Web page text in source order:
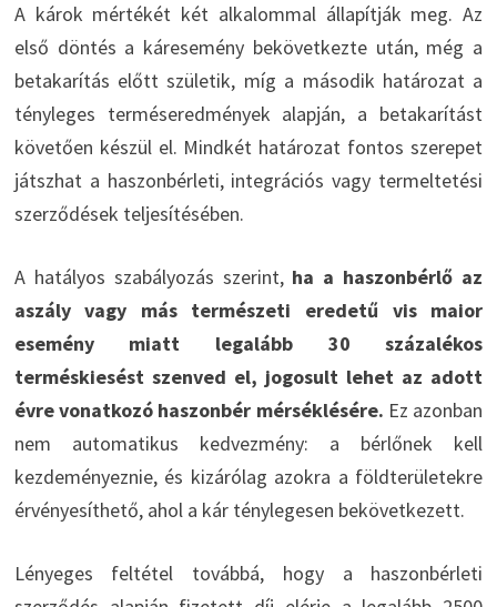
A károk mértékét két alkalommal állapítják meg. Az
első döntés a káresemény bekövetkezte után, még a
betakarítás előtt születik, míg a második határozat a
tényleges terméseredmények alapján, a betakarítást
követően készül el. Mindkét határozat fontos szerepet
játszhat a haszonbérleti, integrációs vagy termeltetési
szerződések teljesítésében.
A hatályos szabályozás szerint, ha a haszonbérlő az
aszály vagy más természeti eredetű vis maior
esemény miatt legalább 30 százalékos
terméskiesést szenved el, jogosult lehet az adott
évre vonatkozó haszonbér mérséklésére. Ez azonban
nem automatikus kedvezmény: a bérlőnek kell
kezdeményeznie, és kizárólag azokra a földterületekre
érvényesíthető, ahol a kár ténylegesen bekövetkezett.
Lényeges feltétel továbbá, hogy a haszonbérleti